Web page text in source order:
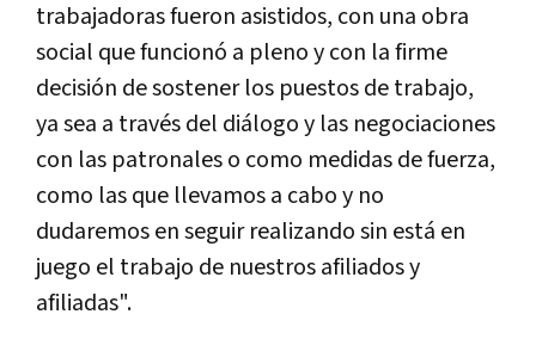
trabajadoras fueron asistidos, con una obra
social que funcionó a pleno y con la firme
decisión de sostener los puestos de trabajo,
ya sea a través del diálogo y las negociaciones
con las patronales o como medidas de fuerza,
como las que llevamos a cabo y no
dudaremos en seguir realizando sin está en
juego el trabajo de nuestros afiliados y
afiliadas".